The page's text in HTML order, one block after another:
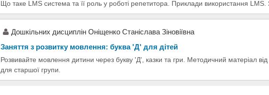
Що таке LMS система та її роль у роботі репетитора. Приклади використання
Дошкільних дисциплін Оніщенко Станіслава Зіновіївна
Заняття з розвитку мовлення: буква 'Д' для дітей
Розвивайте мовлення дитини через букву 'Д', казки та гри. Методичний матеріал від
для старшої групи.